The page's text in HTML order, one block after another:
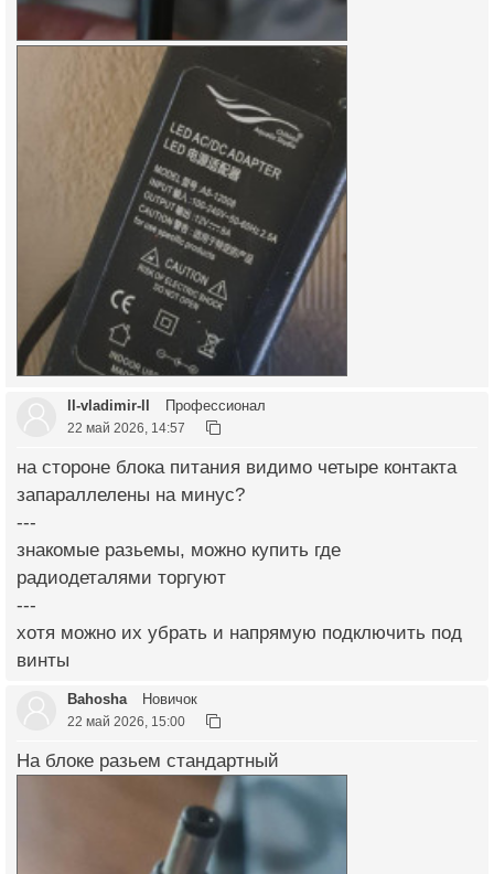
ll-vladimir-ll Профессионал
22 май 2026, 14:57
на стороне блока питания видимо четыре контакта
запараллелены на минус?
---
знакомые разьемы, можно купить где
радиодеталями торгуют
---
хотя можно их убрать и напрямую подключить под
винты
Bahosha Новичок
22 май 2026, 15:00
На блоке разьем стандартный